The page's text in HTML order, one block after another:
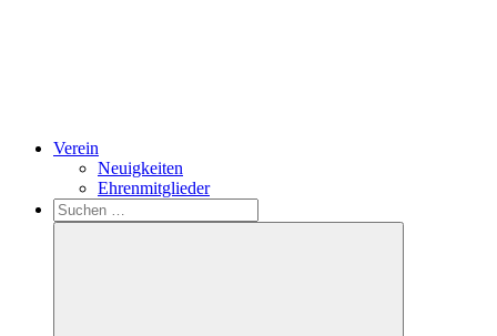
Verein
Neuigkeiten
Ehrenmitglieder
Search
Suchen
nach: